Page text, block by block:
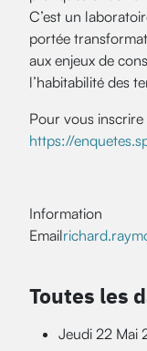
C’est un
portée
aux enjeux de
l’habitabilité des
Pour vous inscrire
https://
Information
Email
Toutes les
Jeudi 22 Mai